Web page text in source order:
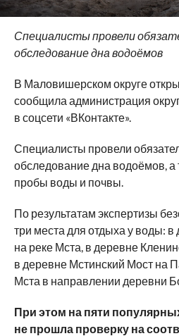
Специалисты провели
обследование дна водоёмов
В Маловишерском округе
сообщила администрация
в соцсети «ВКонтакте».
Специалисты провели
обследование дна водоёмов, а
пробы воды и почвы.
По результатам экспертизы
три места для отдыха у воды:
на реке Мста, в деревне
в деревне Мстинский Мост на
Мста в направлении деревни
При этом на пяти
не прошла проверку на